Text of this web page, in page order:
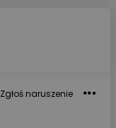
Zgłoś naruszenie